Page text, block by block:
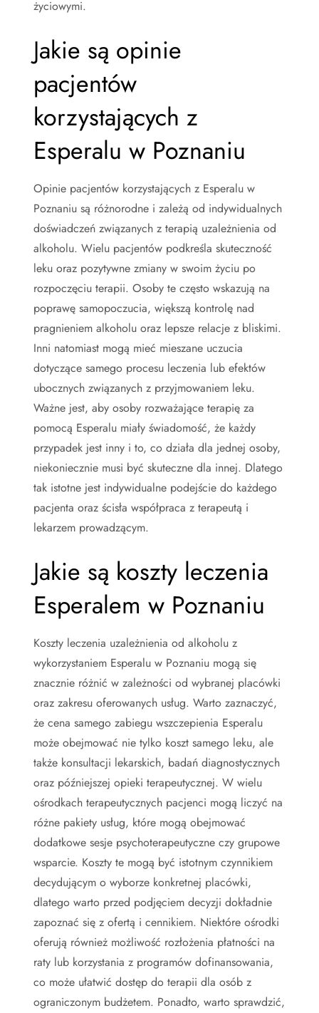
życiowymi.
Jakie są opinie
pacjentów
korzystających z
Esperalu w Poznaniu
Opinie pacjentów korzystających z Esperalu w
Poznaniu są różnorodne i zależą od indywidualnych
doświadczeń związanych z terapią uzależnienia od
alkoholu. Wielu pacjentów podkreśla skuteczność
leku oraz pozytywne zmiany w swoim życiu po
rozpoczęciu terapii. Osoby te często wskazują na
poprawę samopoczucia, większą kontrolę nad
pragnieniem alkoholu oraz lepsze relacje z bliskimi.
Inni natomiast mogą mieć mieszane uczucia
dotyczące samego procesu leczenia lub efektów
ubocznych związanych z przyjmowaniem leku.
Ważne jest, aby osoby rozważające terapię za
pomocą Esperalu miały świadomość, że każdy
przypadek jest inny i to, co działa dla jednej osoby,
niekoniecznie musi być skuteczne dla innej. Dlatego
tak istotne jest indywidualne podejście do każdego
pacjenta oraz ścisła współpraca z terapeutą i
lekarzem prowadzącym.
Jakie są koszty leczenia
Esperalem w Poznaniu
Koszty leczenia uzależnienia od alkoholu z
wykorzystaniem Esperalu w Poznaniu mogą się
znacznie różnić w zależności od wybranej placówki
oraz zakresu oferowanych usług. Warto zaznaczyć,
że cena samego zabiegu wszczepienia Esperalu
może obejmować nie tylko koszt samego leku, ale
także konsultacji lekarskich, badań diagnostycznych
oraz późniejszej opieki terapeutycznej. W wielu
ośrodkach terapeutycznych pacjenci mogą liczyć na
różne pakiety usług, które mogą obejmować
dodatkowe sesje psychoterapeutyczne czy grupowe
wsparcie. Koszty te mogą być istotnym czynnikiem
decydującym o wyborze konkretnej placówki,
dlatego warto przed podjęciem decyzji dokładnie
zapoznać się z ofertą i cennikiem. Niektóre ośrodki
oferują również możliwość rozłożenia płatności na
raty lub korzystania z programów dofinansowania,
co może ułatwić dostęp do terapii dla osób z
ograniczonym budżetem. Ponadto, warto sprawdzić,